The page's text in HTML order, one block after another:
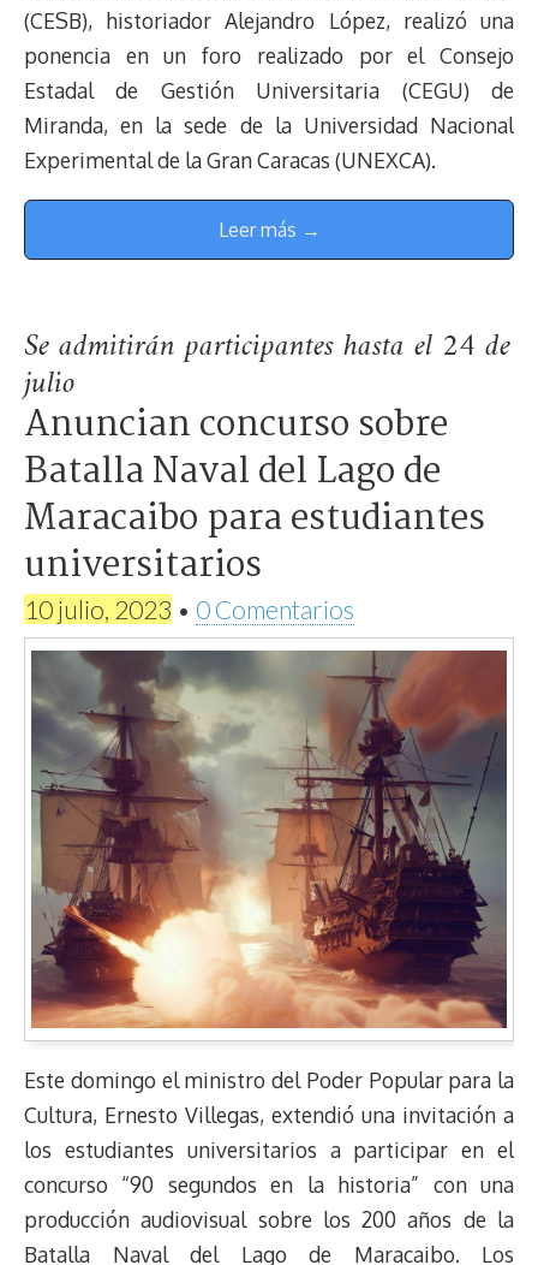
(CESB), historiador Alejandro López, realizó una
ponencia en un foro realizado por el Consejo
Estadal de Gestión Universitaria (CEGU) de
Miranda, en la sede de la Universidad Nacional
Experimental de la Gran Caracas (UNEXCA).
Leer más →
Se admitirán participantes hasta el 24 de
julio
Anuncian concurso sobre
Batalla Naval del Lago de
Maracaibo para estudiantes
universitarios
10 julio, 2023 • 0 Comentarios
Este domingo el ministro del Poder Popular para la
Cultura, Ernesto Villegas, extendió una invitación a
los estudiantes universitarios a participar en el
concurso “90 segundos en la historia” con una
producción audiovisual sobre los 200 años de la
Batalla Naval del Lago de Maracaibo. Los